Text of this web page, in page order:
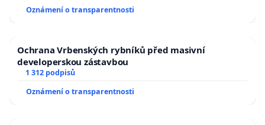
Oznámení o transparentnosti
Ochrana Vrbenských rybníků před masivní
developerskou zástavbou
1 312 podpisů
Oznámení o transparentnosti